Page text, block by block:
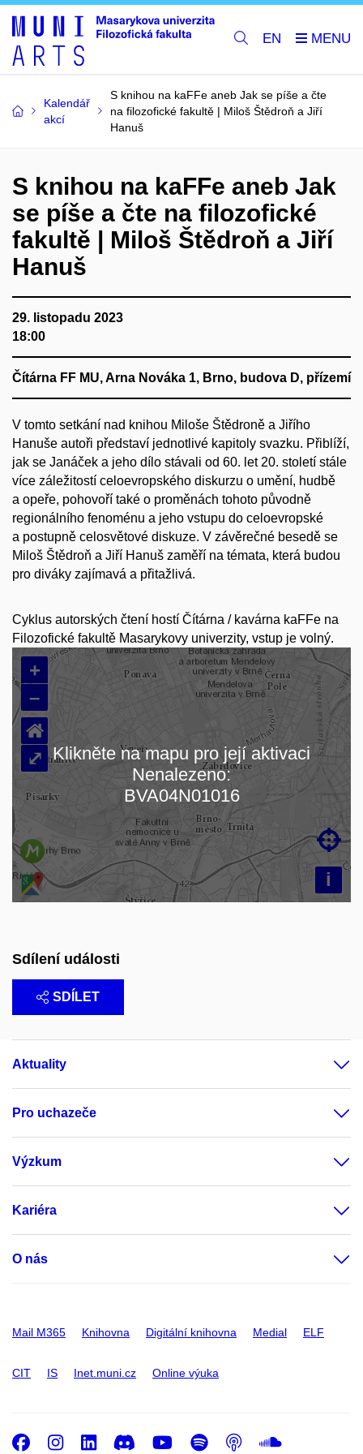
EN
Kalendář
akcí
S knihou na kaFFe aneb Jak se píše a čte
na filozofické fakultě | Miloš Štědroň a Jiří
Hanuš
S knihou na kaFFe aneb Jak
se píše a čte na filozofické
fakultě | Miloš Štědroň a Jiří
Hanuš
29. listopadu 2023
18:00
Čítárna FF MU, Arna Nováka 1, Brno, budova D, přízemí
V tomto setkání nad knihou Miloše Štědroně a Jiřího
Hanuše autoři představí jednotlivé kapitoly svazku. Přiblíží,
jak se Janáček a jeho dílo stávali od 60. let 20. století stále
více záležitostí celoevropského diskurzu o umění, hudbě
a opeře, pohovoří také o proměnách tohoto původně
regionálního fenoménu a jeho vstupu do celoevropské
a postupně celosvětové diskuze. V závěrečné besedě se
Miloš Štědroň a Jiří Hanuš zaměří na témata, která budou
pro diváky zajímavá a přitažlivá.
Cyklus autorských čtení hostí Čítárna / kavárna kaFFe na
Filozofické fakultě Masarykovy univerzity, vstup je volný.
Načítám mapu…
+
–
i

⌂
⤢ Klikněte na mapu pro její aktivaci
Nenalezeno:
BVA04N01016
Sdílení události
SDÍLET
Aktuality
Pro uchazeče
Výzkum
Kariéra
O nás
Mail M365 Knihovna Digitální knihovna Medial ELF
CIT IS Inet.muni.cz Online výuka
Facebook
Instagram
LinkedIn
DiscordYoutube
Spotify
Podcast